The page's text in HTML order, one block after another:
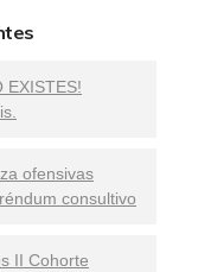
EXISTES!
ofensivas
consultivo
II Cohorte